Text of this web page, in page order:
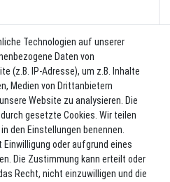
3,80 €
Vierkantreibe | Edelstahl
5,80 €
Technologien auf unserer
Daten von
(z.B. IP-Adresse), um z.B. Inhalte
Medien von Drittanbietern
Website zu analysieren. Die
gesetzte Cookies. Wir teilen
den Einstellungen benennen.
Einwilligung oder aufgrund eines
Die Zustimmung kann erteilt oder
Recht, nicht einzuwilligen und die